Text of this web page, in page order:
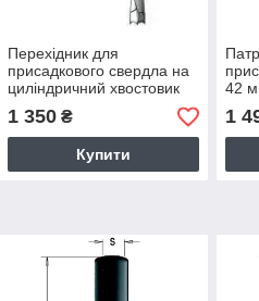
Перехідник для
присадкового свердла на
циліндричний хвостовик
12 мм (WPW Ізраела)
1 350₴
Купити
42
1